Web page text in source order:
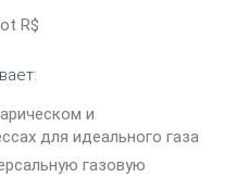
R$
и
для идеального газа
газовую